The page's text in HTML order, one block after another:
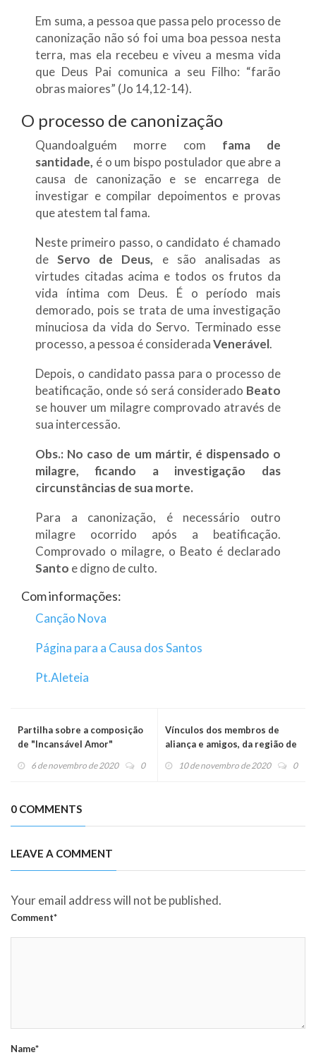
Em suma, a pessoa que passa pelo processo de
canonização não só foi uma boa pessoa nesta
terra, mas ela recebeu e viveu a mesma vida
que Deus Pai comunica a seu Filho: “farão
obras maiores” (Jo 14,12-14).
O processo de canonização
Quandoalguém morre com fama de
santidade, é o um bispo postulador que abre a
causa de canonização e se encarrega de
investigar e compilar depoimentos e provas
que atestem tal fama.
Neste primeiro passo, o candidato é chamado
deServo de Deus, e são analisadas as
virtudes citadas acima e todos os frutos da
vida íntima com Deus. É o período mais
demorado, pois se trata de uma investigação
minuciosa da vida do Servo. Terminado esse
processo, a pessoa é consideradaVenerável.
Depois, o candidato passa para o processo de
beatificação, onde só será considerado Beato
se houver um milagre comprovado através de
sua intercessão.
Obs.: No caso de um mártir, é dispensado o
milagre, ficando a investigação das
circunstâncias de sua morte.
Para a canonização, é necessário outro
milagre ocorrido após a beatificação.
Comprovado o milagre, o Beato é declarado
Santo e digno de culto.
Com informações:
Canção Nova
Página para a Causa dos Santos
Pt.Aleteia
Partilha sobre a composição
de "Incansável Amor"
6 de novembro de 2020 0
Vínculos dos membros de
aliança e amigos, da região de
10 de novembro de 2020 0
0 COMMENTS
LEAVE A COMMENT
Your email address will not be published.
Comment*
Name*